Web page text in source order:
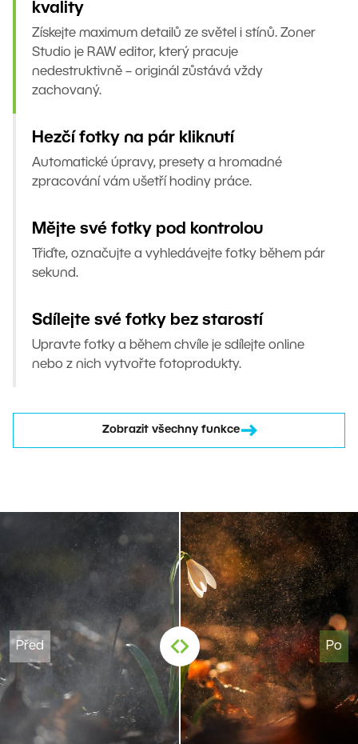
kvality
Získejte maximum detailů ze světel i stínů. Zoner
Studio je RAW editor, který pracuje
nedestruktivně – originál zůstává vždy
zachovaný.
Hezčí fotky na pár kliknutí
Automatické úpravy, presety a hromadné
zpracování vám ušetří hodiny práce.
Mějte své fotky pod kontrolou
Třiďte, označujte a vyhledávejte fotky během pár
sekund.
Sdílejte své fotky bez starostí
Upravte fotky a během chvíle je sdílejte online
nebo z nich vytvořte fotoprodukty.
Zobrazit všechny funkce